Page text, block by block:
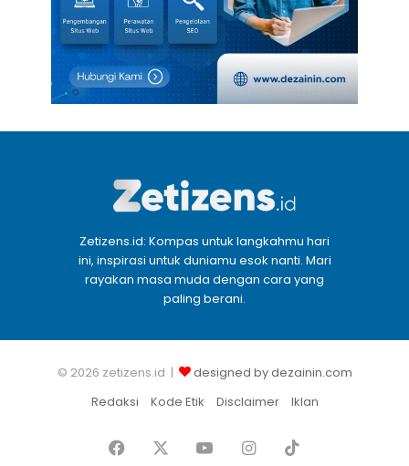
Zetizens.id: Kompas untuk langkahmu hari
ini, inspirasi untuk duniamu esok nanti. Mari
rayakan masa muda dengan cara yang
paling berani.
© 2026 zetizens.id |
designed by dezainin.com
Redaksi
Kode Etik Disclaimer Iklan
Facebook YouTubeInstagram